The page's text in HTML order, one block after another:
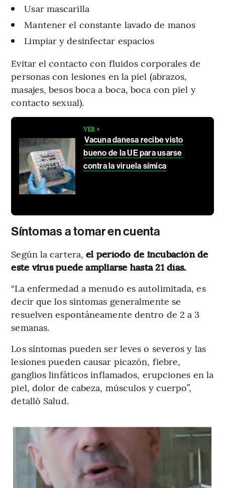
Usar mascarilla
Mantener el constante lavado de manos
Limpiar y desinfectar espacios
Evitar el contacto con fluidos corporales de
personas con lesiones en la piel (abrazos,
masajes, besos boca a boca, boca con piel y
contacto sexual).
VER +
Vacuna danesa recibe visto
bueno de la UE para usarse
contra la viruela símica
Síntomas a tomar en cuenta
Según la cartera,el período de incubación de
este virus puede ampliarse hasta 21 días.
“La enfermedad a menudo es autolimitada, es
decir que los síntomas generalmente se
resuelven espontáneamente dentro de 2 a 3
semanas.
Los síntomas pueden ser leves o severos y las
lesiones pueden causar picazón, fiebre,
ganglios linfáticos inflamados, erupciones en la
piel, dolor de cabeza, músculos y cuerpo”,
detalló Salud.